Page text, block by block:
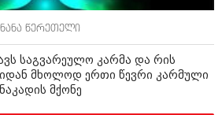
(205)
(246)
(207)
(257)
(224)
წერეთელი
საგვარეულო კარმა და რის
მხოლოდ ერთი წევრი კარმული
მქონე